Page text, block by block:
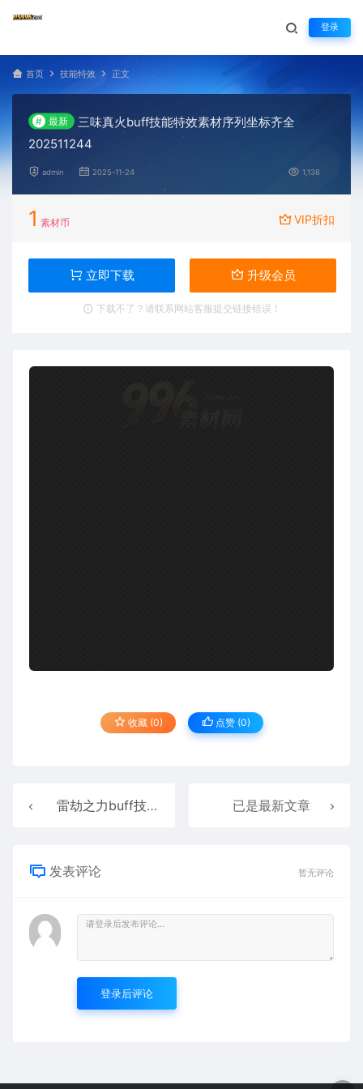
登录
首页 技能特效 正文
# 最新
三味真火buff技能特效素材序列坐标齐全
202511244
admin 2025-11-24 1,136
1 素材币 VIP折扣
立即下载 升级会员
下载不了？请联系网站客服提交链接错误！
收藏 (0) 点赞 (0)
雷劫之力buff技能特效序列坐标齐全202511243 已是最新文章
发表评论 暂无评论
登录后评论